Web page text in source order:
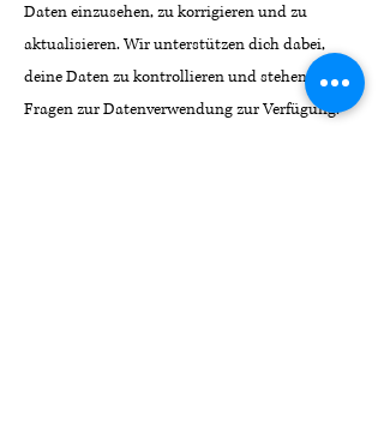
Daten einzusehen, zu korrigieren und zu
aktualisieren. Wir unterstützen dich dabei,
deine Daten zu kontrollieren und stehen dir für
Fragen zur Datenverwendung zur Verfügung.